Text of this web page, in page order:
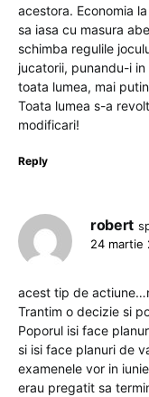
acestora. Economia
sa iasa cu masura
schimba regulile
jucatorii, punandu-i
toata lumea, mai
Toata lumea s-a
modificari!
Reply
robert
24 martie
acest tip de
Trantim o decizie si
Poporul isi face
si isi face planuri de
examenele vor in
erau pregatit sa